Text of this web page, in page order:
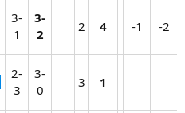
3-
1​
3-
2
2​ 4 -1​ -2​
2-
3​
3-
0​
3​ 1